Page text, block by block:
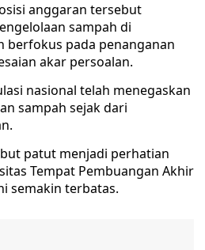
anggaran tersebut
sampah di
berfokus pada penanganan
akar persoalan.
nasional telah menegaskan
sampah sejak dari
patut menjadi perhatian
Tempat Pembuangan Akhir
semakin terbatas.